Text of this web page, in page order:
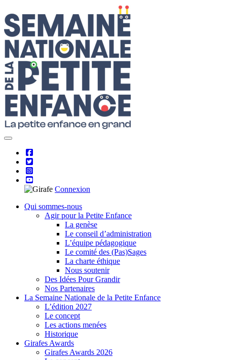
to
content
Connexion
Qui sommes-nous
Agir pour la Petite Enfance
La genèse
Le conseil d’administration
L’équipe pédagogique
Le comité des (Pas)Sages
La charte éthique
Nous soutenir
Des Idées Pour Grandir
Nos Partenaires
La Semaine Nationale de la Petite Enfance
L’édition 2027
Le concept
Les actions menées
Historique
Girafes Awards
Girafes Awards 2026